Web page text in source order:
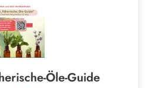
Öle-Guide